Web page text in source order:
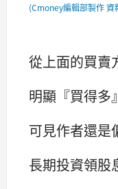
(Cmoney編輯部製作
從上面的買賣
明顯『買得多
可見作者還是
長期投資領股